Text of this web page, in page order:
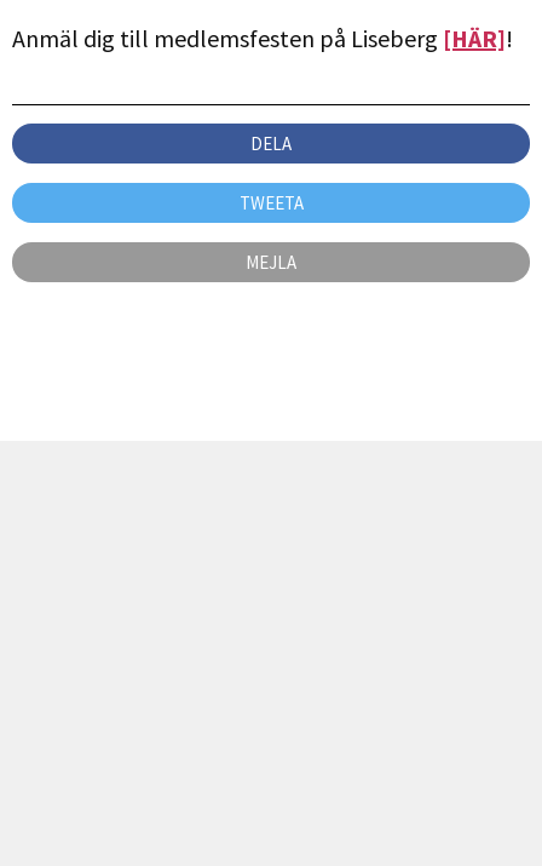
Anmäl dig till medlemsfesten på Liseberg [HÄR]!
DELA
TWEETA
MEJLA